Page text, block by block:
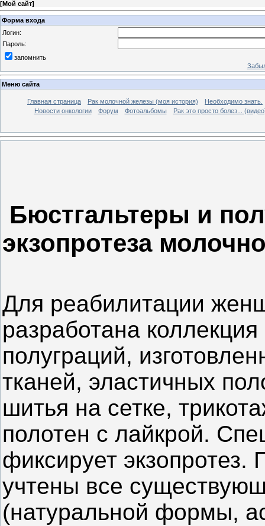
[Мой сайт]
Форма входа
Логин:
Пароль:
запомнить
Меню сайта
Главная страница Рак молочной железы (моя история)
Необходимо знать.
Новости онкологии
Форум Фотоальбомы Рак это просто болез...
Бюстгальтеры и
экзопротеза
Для реабилитации
разработана
полуграций,
тканей, эластичных
шитья на сетке,
полотен с лайкрой.
фиксирует экзопротез.
учтены все
(натуральной формы,